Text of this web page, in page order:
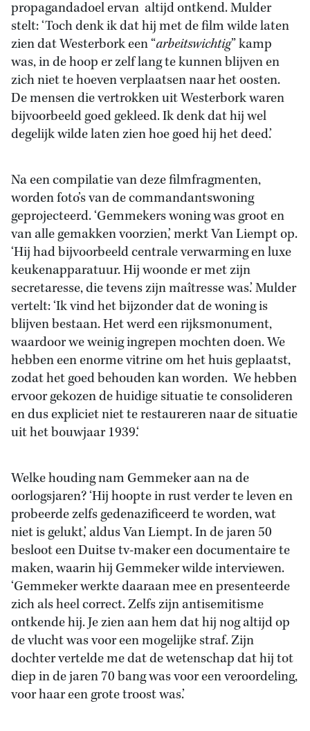
propagandadoel ervan altijd ontkend. Mulder
stelt: ‘Toch denk ik dat hij met de film wilde laten
zien dat Westerbork een “arbeitswichtig” kamp
was, in de hoop er zelf lang te kunnen blijven en
zich niet te hoeven verplaatsen naar het oosten.
De mensen die vertrokken uit Westerbork waren
bijvoorbeeld goed gekleed. Ik denk dat hij wel
degelijk wilde laten zien hoe goed hij het deed.’
Na een compilatie van deze filmfragmenten,
worden foto’s van de commandantswoning
geprojecteerd. ‘Gemmekers woning was groot en
van alle gemakken voorzien,’ merkt Van Liempt op.
‘Hij had bijvoorbeeld centrale verwarming en luxe
keukenapparatuur. Hij woonde er met zijn
secretaresse, die tevens zijn maîtresse was.’ Mulder
vertelt: ‘Ik vind het bijzonder dat de woning is
blijven bestaan. Het werd een rijksmonument,
waardoor we weinig ingrepen mochten doen. We
hebben een enorme vitrine om het huis geplaatst,
zodat het goed behouden kan worden. We hebben
ervoor gekozen de huidige situatie te consolideren
en dus expliciet niet te restaureren naar de situatie
uit het bouwjaar 1939.‘
Welke houding nam Gemmeker aan na de
oorlogsjaren? ‘Hij hoopte in rust verder te leven en
probeerde zelfs gedenazificeerd te worden, wat
niet is gelukt,’ aldus Van Liempt. In de jaren 50
besloot een Duitse tv-maker een documentaire te
maken, waarin hij Gemmeker wilde interviewen.
‘Gemmeker werkte daaraan mee en presenteerde
zich als heel correct. Zelfs zijn antisemitisme
ontkende hij. Je zien aan hem dat hij nog altijd op
de vlucht was voor een mogelijke straf. Zijn
dochter vertelde me dat de wetenschap dat hij tot
diep in de jaren 70 bang was voor een veroordeling,
voor haar een grote troost was.’